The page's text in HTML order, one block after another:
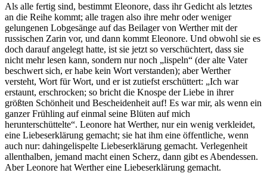
Als alle fertig sind, bestimmt Eleonore, dass ihr Gedicht als letztes
an die Reihe kommt; alle tragen also ihre mehr oder weniger
gelungenen Lobgesänge auf das Beilager von Werther mit der
russischen Zarin vor, und dann kommt Eleonore. Und obwohl sie es
doch darauf angelegt hatte, ist sie jetzt so verschüchtert, dass sie
nicht mehr lesen kann, sondern nur noch „lispeln“ (der alte Vater
beschwert sich, er habe kein Wort verstanden); aber Werther
versteht, Wort für Wort, und er ist zutiefst erschüttert: „Ich war
erstaunt, erschrocken; so bricht die Knospe der Liebe in ihrer
größten Schönheit und Bescheidenheit auf! Es war mir, als wenn ein
ganzer Frühling auf einmal seine Blüten auf mich
herunterschüttelte“. Leonore hat Werther, nur ein wenig verkleidet,
eine Liebeserklärung gemacht; sie hat ihm eine öffentliche, wenn
auch nur: dahingelispelte Liebeserklärung gemacht. Verlegenheit
allenthalben, jemand macht einen Scherz, dann gibt es Abendessen.
Aber Leonore hat Werther eine Liebeserklärung gemacht.